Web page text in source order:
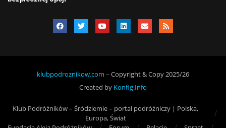
klubpodroznikow.com – Copyright & Copy 2025/26
Created by Konfig.Info
Klub Podróżników – Śródziemie – portal podróżniczy | Polska,
Europa, Świat